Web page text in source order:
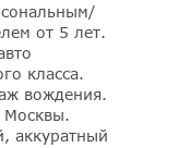
от 5 лет.
класса.
вождения.
Москвы.
аккуратный